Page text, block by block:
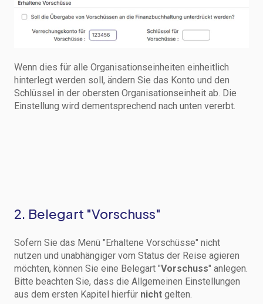
Wenn dies für alle Organisationseinheiten einheitlich
hinterlegt werden soll, ändern Sie das Konto und den
Schlüssel in der obersten Organisationseinheit ab. Die
Einstellung wird dementsprechend nach unten vererbt.
2. Belegart "Vorschuss"
Sofern Sie das Menü "Erhaltene Vorschüsse" nicht
nutzen und unabhängiger vom Status der Reise agieren
möchten, können Sie eine Belegart "Vorschuss" anlegen.
Bitte beachten Sie, dass die Allgemeinen Einstellungen
aus dem ersten Kapitel hierfür nicht gelten.